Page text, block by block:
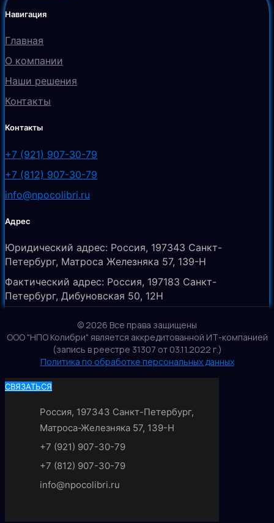
Навигация
Главная
О компании
Наши решения
Контакты
Контакты
+7 (921) 907-30-79
+7 (812) 907-30-79
info@npocolibri.ru
Адрес
Юридический адрес: Россия, 197343 Санкт-
Петербург, Матроса Железняка 57, 139-Н
Фактический адрес: Россия, 197183 Санкт-
Петербург, Дибуновская 50, 12Н
© 2026 Все права защищены
ООО "НПО Колибри" является аккредитованной ИТ-компанией
(запись в реестре 31307 от 03.11.2022 г.)
Политика по обработке персональных данных
СВЯЗАТЬСЯ
Россия, 197343 Санкт-Петербург,
Матроса-Железняка 57, 139-Н
+7 (921) 907-30-79
+7 (812) 907-30-79
info@npocolibri.ru